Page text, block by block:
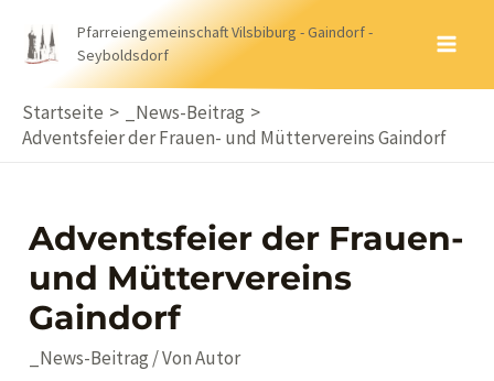
Inhalt
Pfarreiengemeinschaft Vilsbiburg - Gaindorf -
Seyboldsdorf
Startseite
_News-Beitrag
Adventsfeier der Frauen- und Müttervereins Gaindorf
Adventsfeier der Frauen-
und Müttervereins
Gaindorf
_News-Beitrag / VonAutor